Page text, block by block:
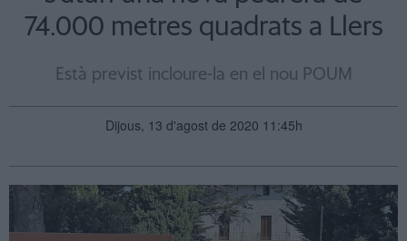
74.000 metres quadrats a Llers
Està previst incloure-la en el nou POUM
Dijous, 13 d'agost de 2020 11:45h